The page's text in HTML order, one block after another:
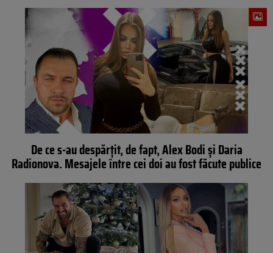
De ce s-au despărțit, de fapt, Alex Bodi și Daria
Radionova. Mesajele între cei doi au fost făcute publice